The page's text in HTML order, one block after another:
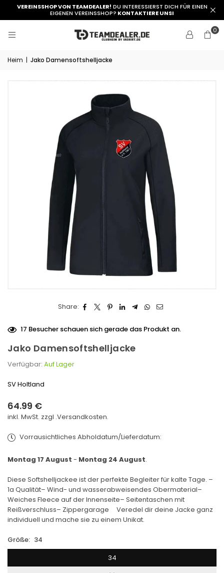
VEREINSSHOP VON TEAMDEALER! DU INTERESSIERST DICH FÜR EINEN
EIGENEN VEREINSSHOP? KONTAKTIERE UNSI
0
Heim | Jako Damensoftshelljacke
Share:
17 Besucher schauen sich gerade das Produkt an.
Jako Damensoftshelljacke
Verfügbar: Auf Lager
SV Holtland
Normaler
Preis
64.99 €
inkl. MwSt. zzgl .Versandkosten.
Vorrausichtliches Abholdatum/Lieferdatum:
Montag 17 August - Montag 24 August.
Diese Softshelljackee ist der perfekte Begleiter für kalte Tage. –
1a Qualität– Wind- und wasserabweisendes Obermaterial–
Weiches Fleece auf der Innenseite– Seitentaschen mit
Reißverschluss– Zippergarage Veredel dir deine Jacke ganz
individuell und mache sie zu einem Unikat.
Größe: 34
34